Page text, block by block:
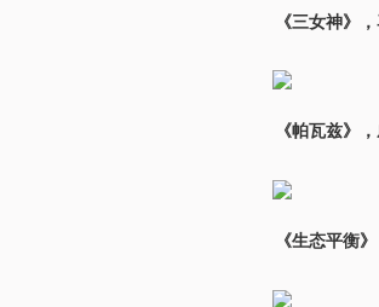
《三女神》
《帕瓦兹》
《生态平衡